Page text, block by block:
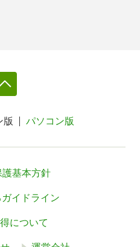
版 パソコン版
基本方針
イドライン
について